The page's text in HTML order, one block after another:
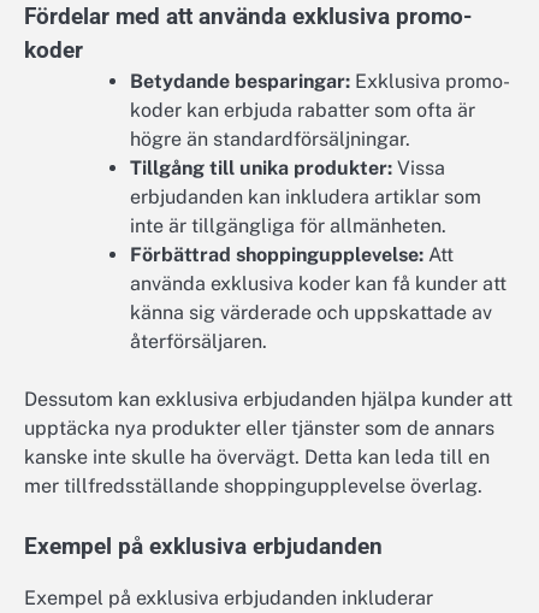
Fördelar med att använda exklusiva promo-
koder
Betydande besparingar: Exklusiva promo-
koder kan erbjuda rabatter som ofta är
högre än standardförsäljningar.
Tillgång till unika produkter: Vissa
erbjudanden kan inkludera artiklar som
inte är tillgängliga för allmänheten.
Förbättrad shoppingupplevelse: Att
använda exklusiva koder kan få kunder att
känna sig värderade och uppskattade av
återförsäljaren.
Dessutom kan exklusiva erbjudanden hjälpa kunder att
upptäcka nya produkter eller tjänster som de annars
kanske inte skulle ha övervägt. Detta kan leda till en
mer tillfredsställande shoppingupplevelse överlag.
Exempel på exklusiva erbjudanden
Exempel på exklusiva erbjudanden inkluderar